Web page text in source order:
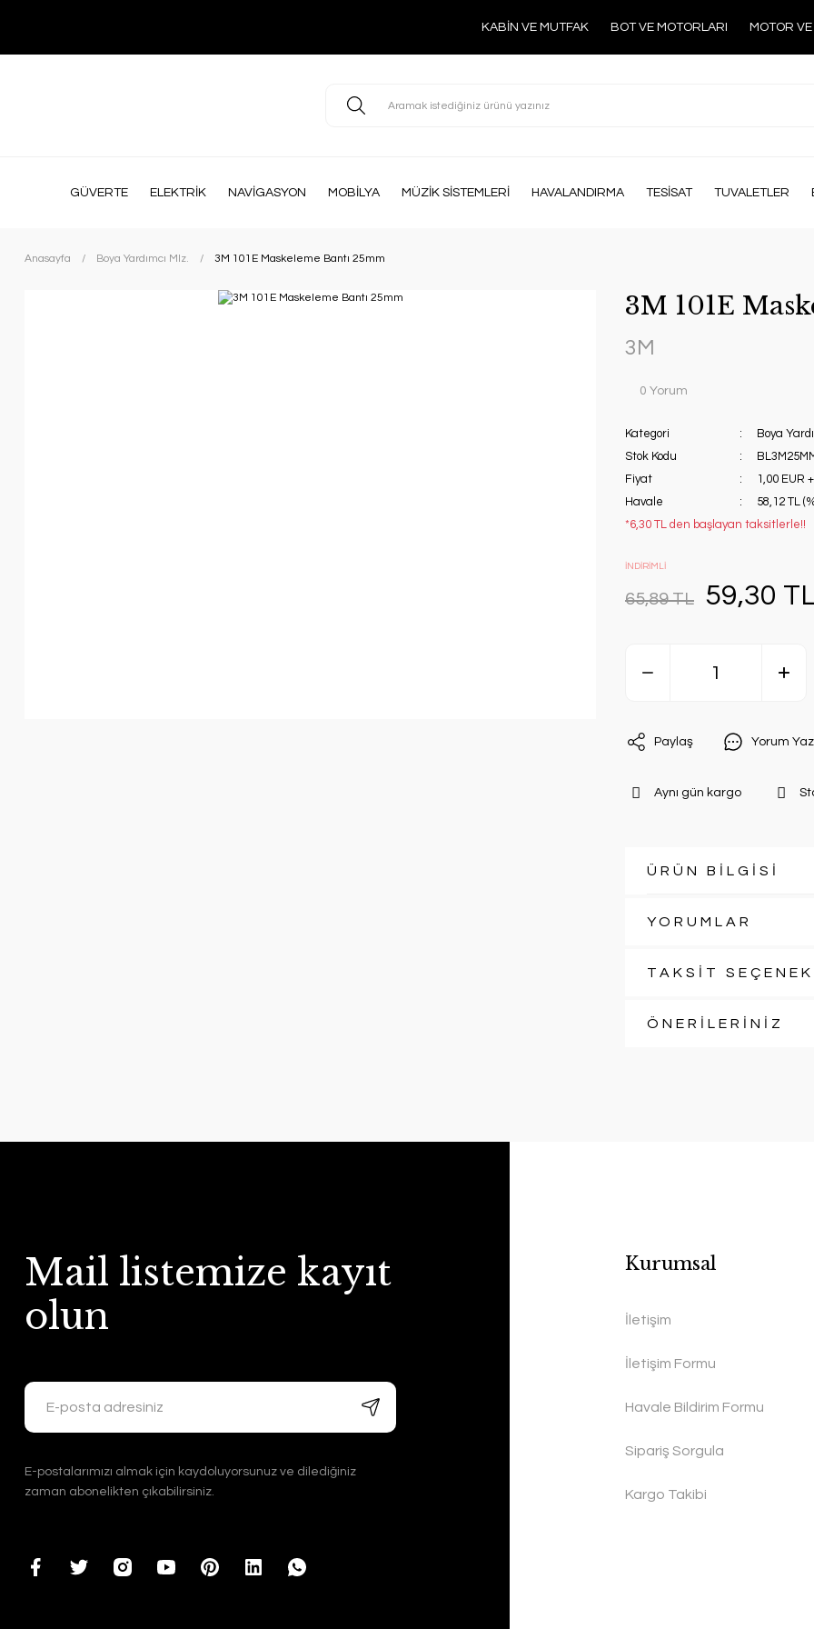
KABİN VE MUTFAK BOT VE MOTORLARI MOTOR
GÜVERTE ELEKTRİK NAVİGASYON MOBİLYA MÜZİK SİSTEMLERİ HAVALANDIRMA TESİSAT TUVALETLER
Anasayfa Boya Yardımcı Mlz. 3M 101E Maskeleme Bantı 25mm
3M 101E
3M
0 Yorum
Kategori
Boya
Stok Kodu
Fiyat
1,00 EUR
Havale
58,12 TL
*6,30 TL den başlayan taksitlerle!!
İNDİRİMLİ
65,89 TL 59,30
Paylaş Yorum Yaz
Aynı gün kargo
ÜRÜN BİLGİSİ
YORUMLAR
TAKSİT
ÖNERİLERİNİZ
Mail listemize kayıt
olun
E-postalarımızı almak için kaydoluyorsunuz ve dilediğiniz
zaman abonelikten çıkabilirsiniz.
Kurumsal
İletişim
İletişim Formu
Havale Bildirim Formu
Sipariş Sorgula
Kargo Takibi